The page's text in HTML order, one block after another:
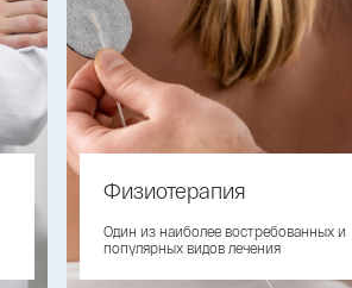
Физиотерапия
Один из наиболее востребованных и
популярных видов лечения